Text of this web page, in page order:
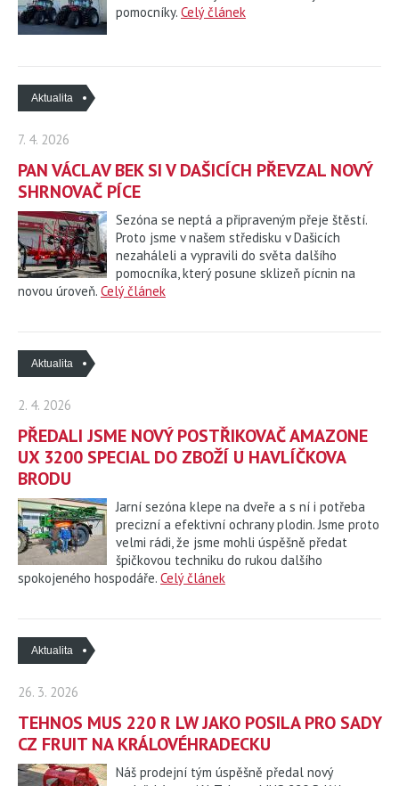
KARIÉRA
CEREA
pomocníky. Celý článek
Aktualita
7. 4. 2026
PAN VÁCLAV BEK SI V DAŠICÍCH PŘEVZAL NOVÝ
SHRNOVAČ PÍCE
Sezóna se neptá a připraveným přeje štěstí.
Proto jsme v našem středisku v Dašicích
nezaháleli a vypravili do světa dalšího
pomocníka, který posune sklizeň pícnin na
novou úroveň. Celý článek
Aktualita
2. 4. 2026
PŘEDALI JSME NOVÝ POSTŘIKOVAČ AMAZONE
UX 3200 SPECIAL DO ZBOŽÍ U HAVLÍČKOVA
BRODU
Jarní sezóna klepe na dveře a s ní i potřeba
precizní a efektivní ochrany plodin. Jsme proto
velmi rádi, že jsme mohli úspěšně předat
špičkovou techniku do rukou dalšího
spokojeného hospodáře. Celý článek
Aktualita
26. 3. 2026
TEHNOS MUS 220 R LW JAKO POSILA PRO SADY
CZ FRUIT NA KRÁLOVÉHRADECKU
Náš prodejní tým úspěšně předal nový